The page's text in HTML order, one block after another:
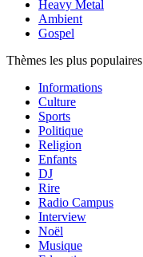
Heavy Metal
Ambient
Gospel
Thèmes les plus populaires
Informations
Culture
Sports
Politique
Religion
Enfants
DJ
Rire
Radio Campus
Interview
Noël
Musique